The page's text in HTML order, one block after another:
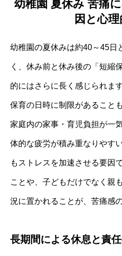
幼稚園 夏休み 苦痛
因と心
幼稚園の夏休みは約40～45日
く、休み前と休み後の「短縮
的にはさらに長く感じられま
保育の日時に制限があること
家庭内の家事・育児負担が一
体的な疲労が積み重なりやす
もストレスを加速させる要因
ことや、子どもだけでなく親
況に置かれることが、苦痛感
長期間による休息と責